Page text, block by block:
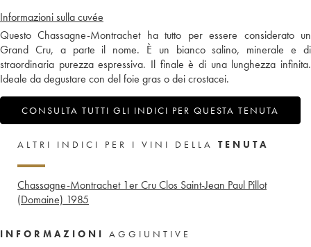
Informazioni sulla cuvée
Questo Chassagne-Montrachet ha tutto per essere considerato un
Grand Cru, a parte il nome. È un bianco salino, minerale e di
straordinaria purezza espressiva. Il finale è di una lunghezza infinita.
Ideale da degustare con del foie gras o dei crostacei.
CONSULTA TUTTI GLI INDICI PER QUESTA TENUTA
ALTRI INDICI PER I VINI DELLA TENUTA
Chassagne-Montrachet 1er Cru Clos Saint-Jean Paul Pillot
(Domaine) 1985
INFORMAZIONI AGGIUNTIVE